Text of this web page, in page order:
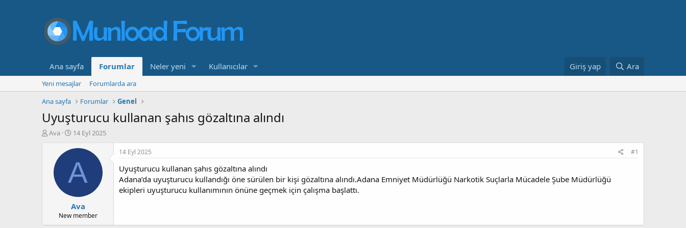
Ana sayfa Forumlar Neler yeni Kullanıcılar Giriş yap Ara
Yeni mesajlar
Forumlarda ara
Ana sayfa
Forumlar Genel
Uyuşturucu kullanan şahıs gözaltına alındı
K
l
Ava
B
ş
a
n
ı
ç
t
a
14 Eyl 2025
A
Ava
New member
14 Eyl 2025 #1
Uyuşturucu kullanan şahıs gözaltına alındı
Adana’da uyuşturucu kullandığı öne sürülen bir kişi gözaltına alındı.Adana Emniyet Müdürlüğü Narkotik Suçlarla Mücadele Şube Müdürlüğü
ekipleri uyuşturucu kullanımının önüne geçmek için çalışma başlattı.